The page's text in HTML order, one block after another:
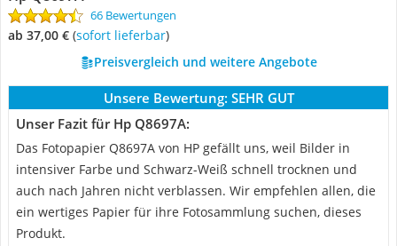
66 Bewertungen
ab 37,00 € ( Sofort lieferbar)
Preisvergleich und weitere Angebote
Unsere Bewertung: SEHR GUT
Unser Fazit für Hp Q8697A:
Das Fotopapier Q8697A von HP gefällt uns, weil Bilder in
intensiver Farbe und Schwarz-Weiß schnell trocknen und
auch nach Jahren nicht verblassen. Wir empfehlen allen, die
ein wertiges Papier für ihre Fotosammlung suchen, dieses
Produkt.